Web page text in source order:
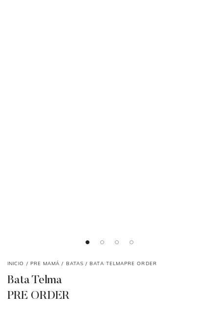
INICIO / PRE MAMÁ / BATAS / BATA TELMAPRE ORDER
Bata Telma
PRE ORDER